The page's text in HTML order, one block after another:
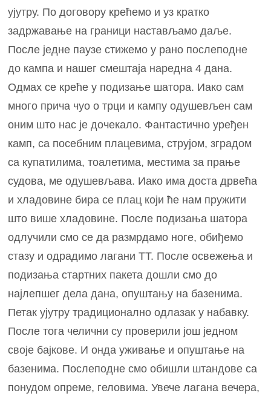
ујутру. По договору крећемо и уз кратко
задржавање на граници настављамо даље.
После једне паузе стижемо у рано послеподне
до кампа и нашег смештаја наредна 4 дана.
Одмах се креће у подизање шатора. Иако сам
много прича чуо о трци и кампу одушевљен сам
оним што нас је дочекало. Фантастично уређен
камп, са посебним плацевима, струјом, зградом
са купатилима, тоалетима, местима за прање
судова, ме одушевљава. Иако има доста дрвећа
и хладовине бира се плац који ће нам пружити
што више хладовине. После подизања шатора
одлучили смо се да размрдамо ноге, обиђемо
стазу и одрадимо лагани ТТ. После освежења и
подизања стартних пакета дошли смо до
најлепшег дела дана, опуштању на базенима.
Петак ујутру традиционално одлазак у набавку.
После тога челични су проверили још једном
своје бајкове. И онда уживање и опуштање на
базенима. Послеподне смо обишли штандове са
понудом опреме, геловима. Увече лагана вечера,